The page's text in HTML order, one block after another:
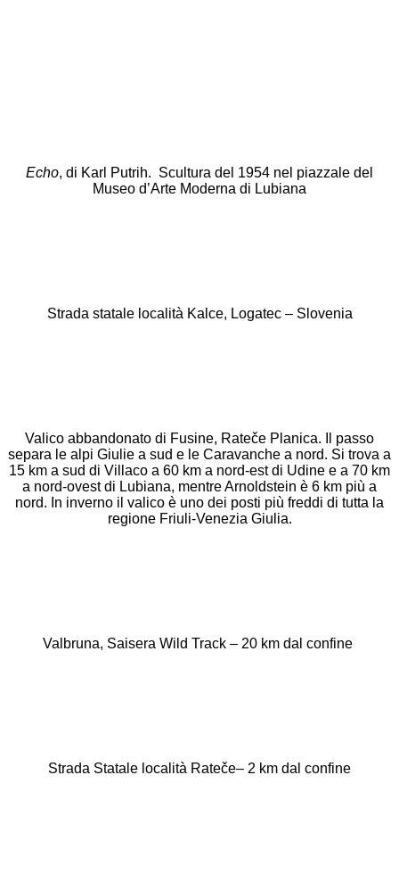
Echo, di Karl Putrih. Scultura del 1954 nel piazzale del
Museo d’Arte Moderna di Lubiana
Strada statale località Kalce, Logatec – Slovenia
Valico abbandonato di Fusine, Rateče Planica.
Il passo
separa le alpi Giulie a sud e le Caravanche a nord. Si trova a
15 km a sud di Villaco a 60 km a nord-est di Udine e a 70 km
a nord-ovest di Lubiana, mentre Arnoldstein è 6 km più a
nord. In inverno il valico è uno dei posti più freddi di tutta la
regione Friuli-Venezia Giulia.
Valbruna, Saisera Wild Track – 20 km dal confine
Strada Statale località Rateče– 2 km dal confine